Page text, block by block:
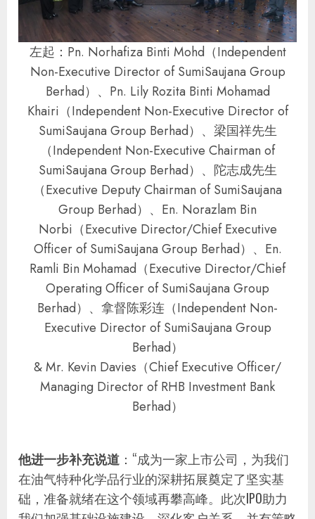
左起：Pn. Norhafiza Binti Mohd（Independent
Non-Executive Director of SumiSaujana Group
Berhad）、Pn. Lily Rozita Binti Mohamad
Khairi（Independent Non-Executive Director of
SumiSaujana Group Berhad）、梁国祥先生
（Independent Non-Executive Chairman of
SumiSaujana Group Berhad）、陀志成先生
（Executive Deputy Chairman of SumiSaujana
Group Berhad）、En. Norazlam Bin
Norbi（Executive Director/Chief Executive
Officer of SumiSaujana Group Berhad）、En.
Ramli Bin Mohamad（Executive Director/Chief
Operating Officer of SumiSaujana Group
Berhad）、拿督陈彩连（Independent Non-
Executive Director of SumiSaujana Group
Berhad）
& Mr. Kevin Davies（Chief Executive Officer/
Managing Director of RHB Investment Bank
Berhad）
他进一步补充说道 ：“成为一家上市公司，为我们
在油气特种化学品行业的深耕拓展奠定了坚实基
础，准备就绪在这个领域再攀高峰。此次IPO助力